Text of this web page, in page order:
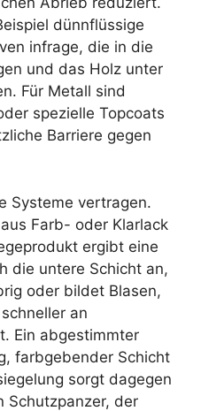
dünnflüssige
infrage, die in die
und das Holz unter
Für Metall sind
spezielle Topcoats
Barriere gegen
Systeme vertragen.
Farb- oder Klarlack
ergibt eine
die untere Schicht an,
oder bildet Blasen,
an
Ein abgestimmter
farbgebender Schicht
sorgt dagegen
Schutzpanzer, der